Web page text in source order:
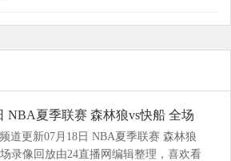
NBA夏季联赛 森林狼vs快船 全场
道更新07月18日 NBA夏季联赛 森林狼
录像回放由24直播网编辑整理，喜欢看